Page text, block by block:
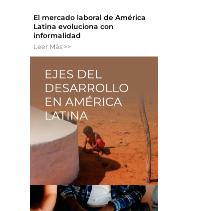
El mercado laboral de América
Latina evoluciona con
informalidad
Leer Más >>